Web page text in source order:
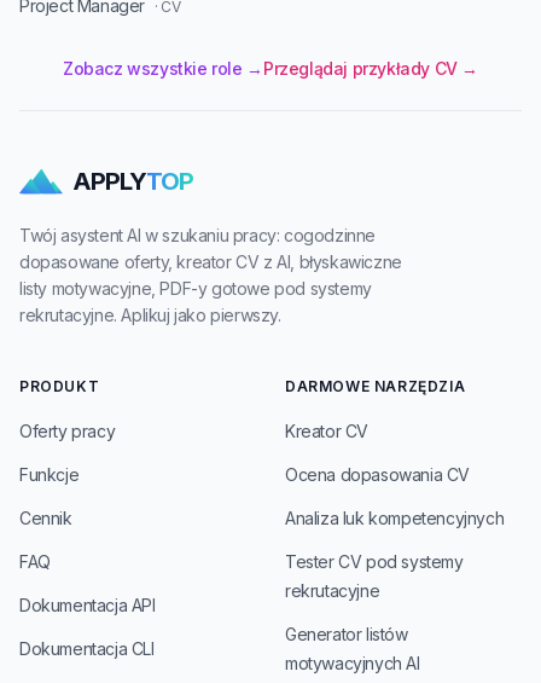
Project Manager · CV
Zobacz wszystkie role → Przeglądaj przykłady CV →
APPLYTOP
Twój asystent AI w szukaniu pracy: cogodzinne
dopasowane oferty, kreator CV z AI, błyskawiczne
listy motywacyjne, PDF-y gotowe pod systemy
rekrutacyjne. Aplikuj jako pierwszy.
PRODUKT
Oferty pracy
Funkcje
Cennik
FAQ
Dokumentacja API
Dokumentacja CLI
DARMOWE NARZĘDZIA
Kreator CV
Ocena dopasowania CV
Analiza luk kompetencyjnych
Tester CV pod systemy
rekrutacyjne
Generator listów
motywacyjnych AI